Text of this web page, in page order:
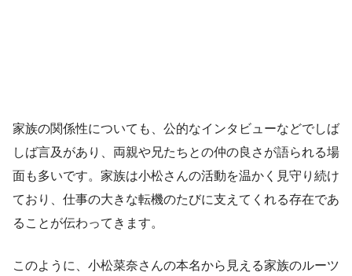
家族の関係性についても、公的なインタビューなどでしば
しば言及があり、両親や兄たちとの仲の良さが語られる場
面も多いです。家族は小松さんの活動を温かく見守り続け
ており、仕事の大きな転機のたびに支えてくれる存在であ
ることが伝わってきます。
このように、小松菜奈さんの本名から見える家族のルーツ